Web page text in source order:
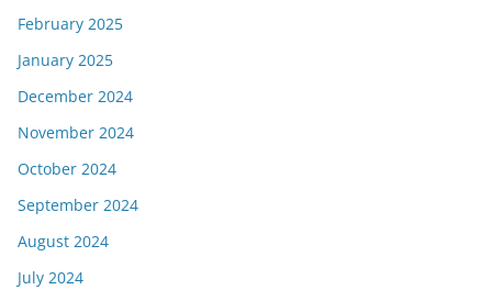
February 2025
January 2025
December 2024
November 2024
October 2024
September 2024
August 2024
July 2024